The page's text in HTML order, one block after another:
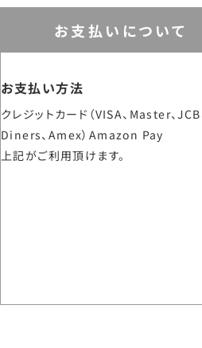
お支払いについて
お支払い方法
クレジットカード（VISA、Master、JCB
Diners、Amex）Amazon Pay
上記がご利用頂けます。